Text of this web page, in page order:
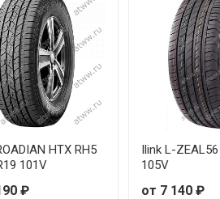
HTX RH5
101V
₽
Ilink L-
105V
от 7 140 ₽